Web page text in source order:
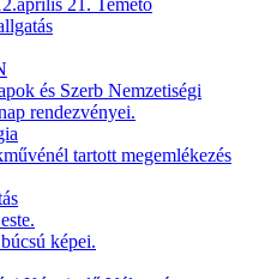
és Szerb Nemzetiségi
rendezvényei.
tartott megemlékezés
képei.